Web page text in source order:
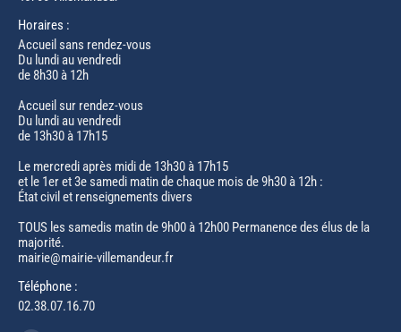
Horaires :
Accueil sans rendez-vous
Du lundi au vendredi
de 8h30 à 12h
Accueil sur rendez-vous
Du lundi au vendredi
de 13h30 à 17h15
Le mercredi après midi de 13h30 à 17h15
et le 1er et 3e samedi matin de chaque mois de 9h30 à 12h :
État civil et renseignements divers
TOUS les samedis matin de 9h00 à 12h00 Permanence des élus de la
majorité.
mairie@mairie-villemandeur.fr
Téléphone :
02.38.07.16.70